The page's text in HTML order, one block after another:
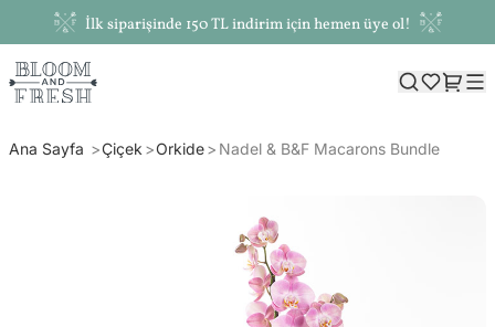
İlk siparişinde 150 TL indirim için hemen üye ol!
Ana Sayfa Çiçek Orkide Nadel & B&F Macarons Bundle